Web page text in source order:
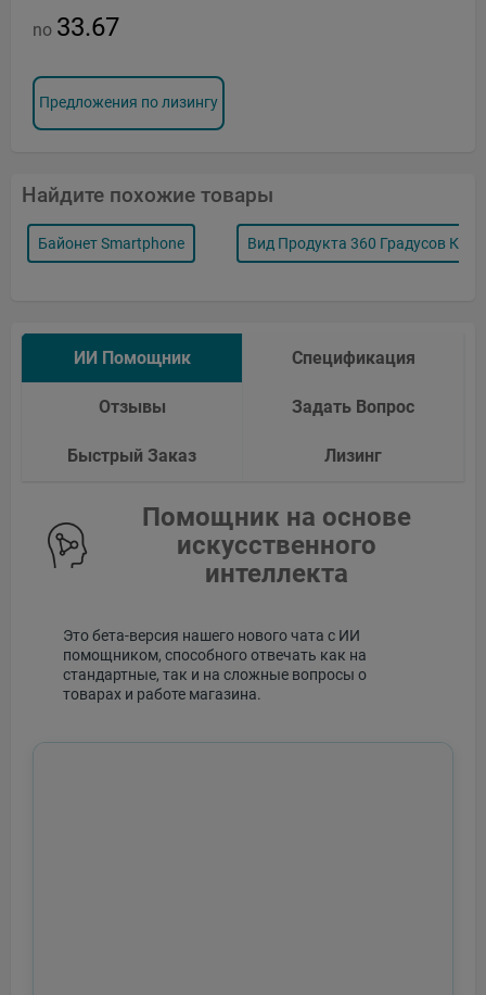
no 33.67
Предложения по лизингу
Найдите похожие товары
Байонет Smartphone Вид Продукта 360 Градусов
ИИ Помощник Спецификация
Отзывы Задать Вопрос
Быстрый Заказ Лизинг
Помощник на основе
искусственного
интеллекта
Это бета-версия нашего нового чата с ИИ
помощником, способного отвечать как на
стандартные, так и на сложные вопросы о
товарах и работе магазина.